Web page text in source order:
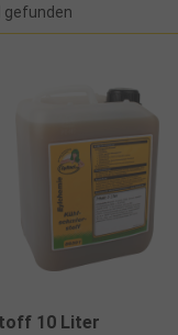
gefunden
10 Liter